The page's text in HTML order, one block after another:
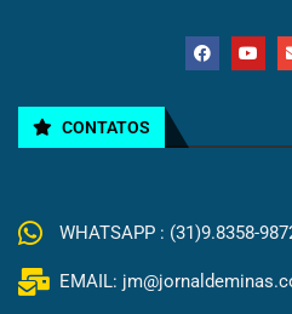
CONTATOS
WHATSAPP : (31)9.8358-
EMAIL: